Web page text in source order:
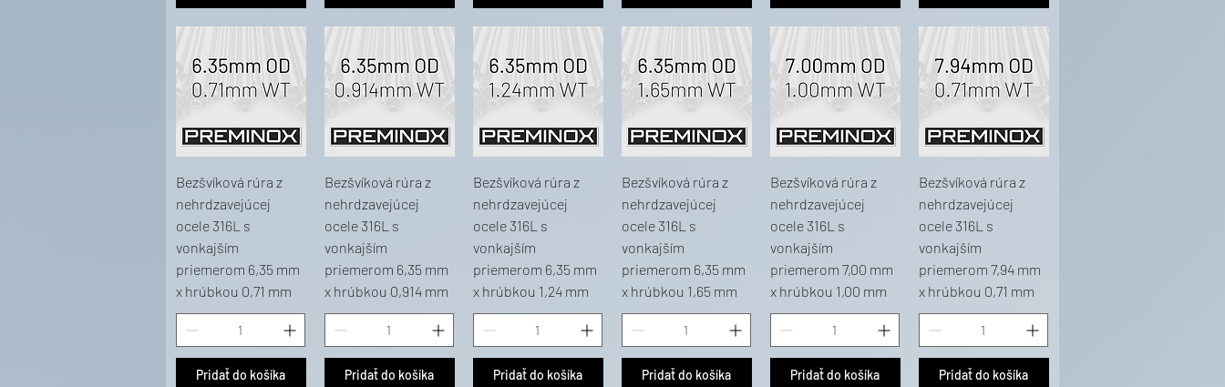
Bezšvíková rúra z
nehrdzavejúcej
ocele 316L s
vonkajším
priemerom 6,35 mm
x hrúbkou 0,71 mm
Pridať do košíka
Bezšvíková rúra z
nehrdzavejúcej
ocele 316L s
vonkajším
priemerom 6,35 mm
x hrúbkou 0,914 mm
Pridať do košíka
Bezšvíková rúra z
nehrdzavejúcej
ocele 316L s
vonkajším
priemerom 6,35 mm
x hrúbkou 1,24 mm
Pridať do košíka
Bezšvíková rúra z
nehrdzavejúcej
ocele 316L s
vonkajším
priemerom 6,35 mm
x hrúbkou 1,65 mm
Pridať do košíka
Bezšvíková rúra z
nehrdzavejúcej
ocele 316L s
vonkajším
priemerom 7,00 mm
x hrúbkou 1,00 mm
Pridať do košíka
Bezšvíková rúra z
nehrdzavejúcej
ocele 316L s
vonkajším
priemerom 7,94 mm
x hrúbkou 0,71 mm
Pridať do košíka